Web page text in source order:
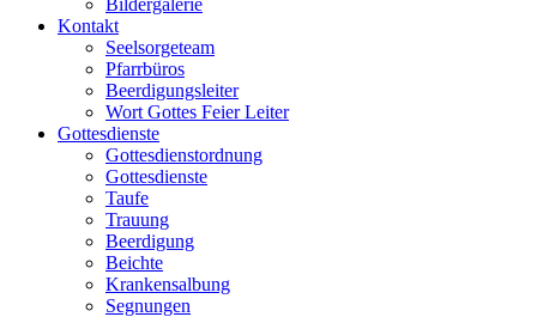
Bildergalerie
Kontakt
Seelsorgeteam
Pfarrbüros
Beerdigungsleiter
Wort Gottes Feier Leiter
Gottesdienste
Gottesdienstordnung
Gottesdienste
Taufe
Trauung
Beerdigung
Beichte
Krankensalbung
Segnungen